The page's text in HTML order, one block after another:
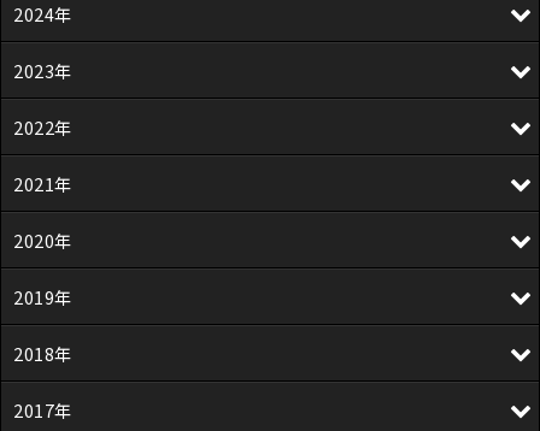
2024年
2023年
2022年
2021年
2020年
2019年
2018年
2017年